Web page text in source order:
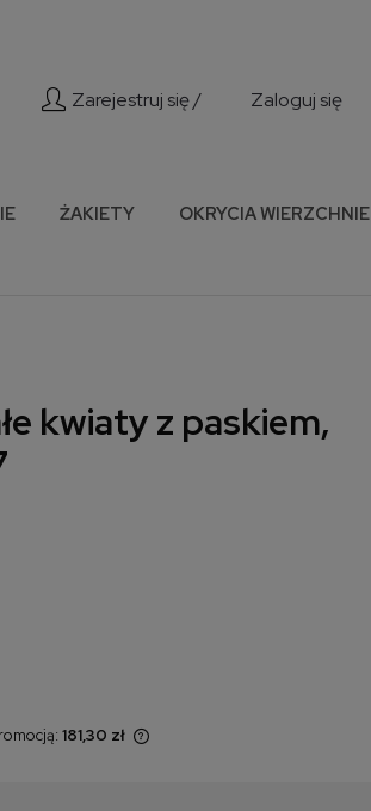
Zarejestruj się / Zaloguj się
ŻAKIETY OKRYCIA WIERZCHNIE
kwiaty z paskiem,
181,30 zł